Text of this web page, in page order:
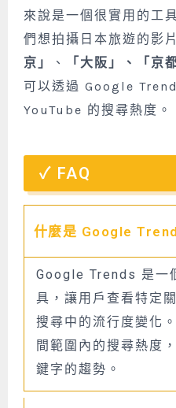
來說是一個很實用的工
們想拍攝日本旅遊的影
京」
、 「大阪」、「京都
可以透過 Google
YouTube 的搜尋熱度。
FAQ
什麼是 Google
Google Trends 是一
具，讓用戶查看特定
搜尋中的流行度變化
間範圍內的搜尋熱度
鍵字的趨勢。